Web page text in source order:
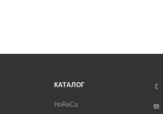
КАТАЛОГ
HoReCa